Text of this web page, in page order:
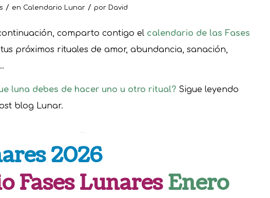
/ en Calendario Lunar / por David
comparto contigo el calendario de las Fases
próximos rituales de amor, abundancia, sanación,
luna debes de hacer uno u otro ritual? Sigue leyendo
blog Lunar.
2026
Fases LunaresEnero